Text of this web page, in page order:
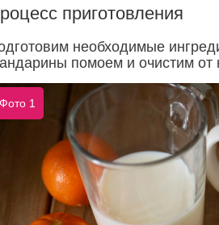
приготовления
необходимые
помоем и очистим от
Фото 1